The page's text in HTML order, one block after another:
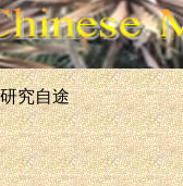
究自途